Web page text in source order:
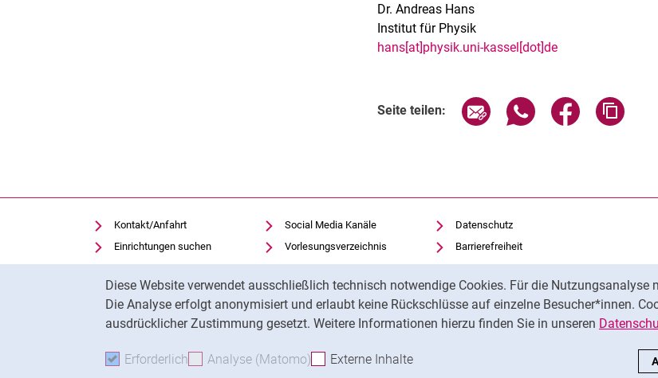
Diese Website verwendet ausschließlich technisch notwendige Cookies. Für die
Die Analyse erfolgt anonymisiert und erlaubt keine Rückschlüsse auf einzelne Besucher*innen.
ausdrücklicher Zustimmung gesetzt. Weitere Informationen hierzu finden Sie in unseren
Erforderlich Erforderliche Cookies akzeptieren
Analyse (Matomo) Analyse-Cookies akzeptieren
Externe Inhalte
Dr. Andreas Hans
Institut für Physik
hans[at]physik.uni-kassel[dot]de
Seite teilen: Seite über E-Mail teilen
Seite überSeite über
Kontakt/Anfahrt
Einrichtungen suchen
Stellenangebote
Notfall
Cookie-Einstellungen
Social Media Kanäle
Vorlesungsverzeichnis
Moodle
Panopto
Universitätsbibliothek
Datenschutz
Barrierefreiheit
Transparenter KI-Einsatz
Impressum